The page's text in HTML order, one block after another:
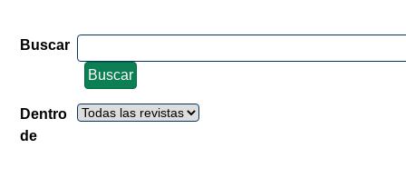
Buscar
Dentro
de